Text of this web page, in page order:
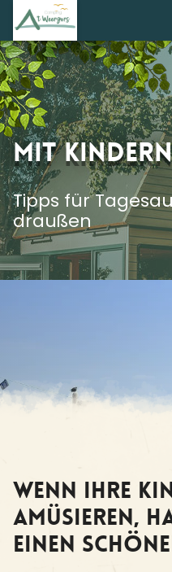
Mit
Tipps für
draußen
Wenn Ihre
amüsieren,
einen